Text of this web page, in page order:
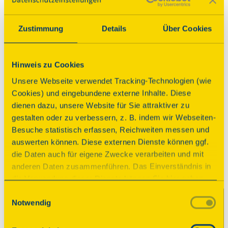
Zustimmung Details Über Cookies
Hinweis zu Cookies
Unsere Webseite verwendet Tracking-Technologien (wie
Cookies) und eingebundene externe Inhalte. Diese
dienen dazu, unsere Website für Sie attraktiver zu
gestalten oder zu verbessern, z. B. indem wir Webseiten-
Besuche statistisch erfassen, Reichweiten messen und
auswerten können. Diese externen Dienste können ggf.
die Daten auch für eigene Zwecke verarbeiten und mit
anderen Daten zusammenführen. Das Einverständnis in
die Verwendung dieser Dienste können Sie hier geben.
unserer Datenschutzerklärung. Durch Anklicken der
Notwendig
Interaktiv
Papierpuppen,
Wunderscheiben &
Zeiten
Samstag, 12.09.2026 10:00 Uhr| Dauer:120
Minuten
Sonntag, 13.09.2026 10:00 Uhr| Dauer: 120
Minuten
Kinder basteln Papierpuppen und
historische Wunderscheiben und erleben
Spiele wie vor 200 Jahren.
Kontakt
Birgit Denizel